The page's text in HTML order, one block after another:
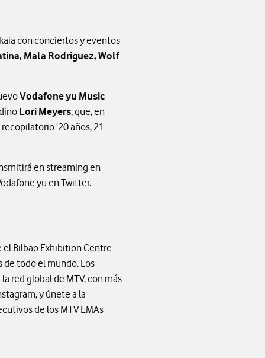
con conciertos y eventos
Mala Rodríguez, Wolf
Vodafone yu Music
Lori Meyers, que, en
'20 años, 21
en streaming en
yu en Twitter.
Bilbao Exhibition Centre
de todo el mundo. Los
red global de MTV, con más
y únete a la
de los MTV EMAs